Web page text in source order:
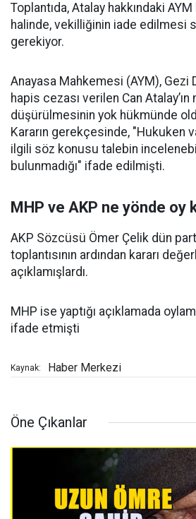
Toplantıda, Atalay hakkındaki AYM
halinde, vekilliğinin iade edilmesi
gerekiyor.
Anayasa Mahkemesi (AYM), Gezi
hapis cezası verilen Can
düşürülmesinin yok hükmünde
Kararın gerekçesinde, "Hukuken
ilgili söz konusu talebin
bulunmadığı" ifade edilmişti.
MHP ve AKP ne yönde oy
AKP Sözcüsü Ömer Çelik dün
toplantısının ardından kararı
açıklamışlardı.
MHP ise yaptığı açıklamada
ifade etmişti
Kaynak: Haber Merkezi
Öne Çıkanlar